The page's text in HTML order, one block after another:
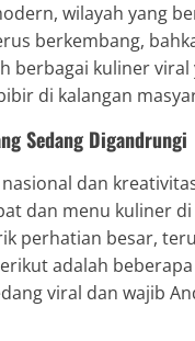
wilayah yang
berkembang,
berbagai kuliner viral
di kalangan
Sedang Digandrungi
dan
dan menu kuliner
perhatian besar,
adalah
viral dan wajib